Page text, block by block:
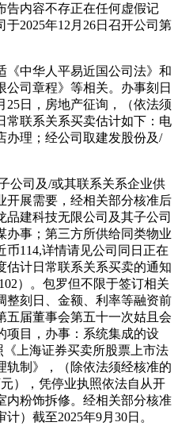
告内容不存正在任何虚假记
2025年12月26日召开公司第
中华人平易近国公司法》和
公司章程》等相关。办事刻日
25日，房地产征询，（依法须
常联系关系买卖估计如下：电
办理；经公司取建发股份及/
司及/或其联系关系企业供
开展需要，经相关部分核准后
建科技无限公司及其子公司
办事；第三方所供给同类物业
114,详情请见公司同日正在
估计日常联系关系买卖的通知
）。包罗但不限于签订相关
整刻日、金额、利率等融资前
五届董事会第五十一次姑且会
项目，办事：系统集成的设
上海证券买卖所股票上市法
轨制》，（除依法须经核准的
），凭停业执照依法自从开
内粉饰拆修。经相关部分核准
）截至2025年9月30日。